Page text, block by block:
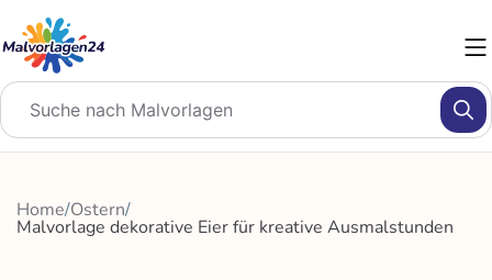
Inhalt
springen
Home/Ostern/
Malvorlage dekorative Eier für kreative Ausmalstunden